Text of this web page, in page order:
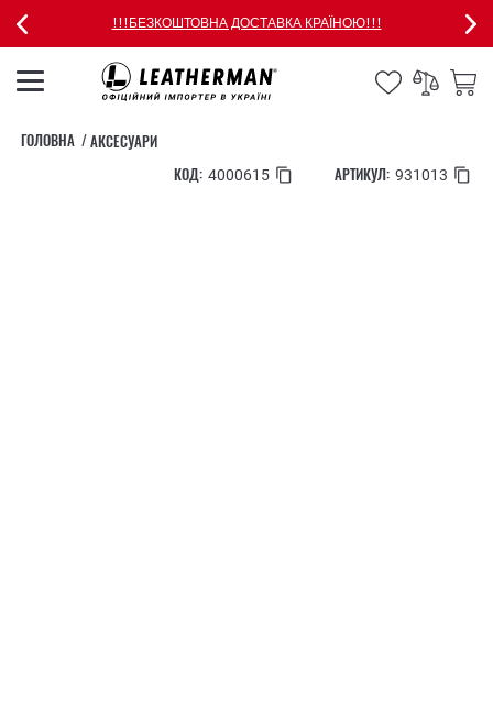
!!!БЕЗКОШТОВНА ДОСТАВКА КРАЇНОЮ!!!
ГОЛОВНА
АКСЕСУАРИ
КОД: 4000615 АРТИКУЛ: 931013